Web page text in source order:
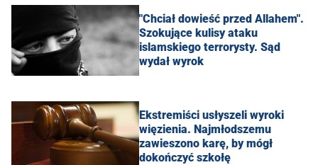
"Chciał dowieść przed Allahem".
Szokujące kulisy ataku
islamskiego terrorysty. Sąd
wydał wyrok
Ekstremiści usłyszeli wyroki
więzienia. Najmłodszemu
zawieszono karę, by mógł
dokończyć szkołę